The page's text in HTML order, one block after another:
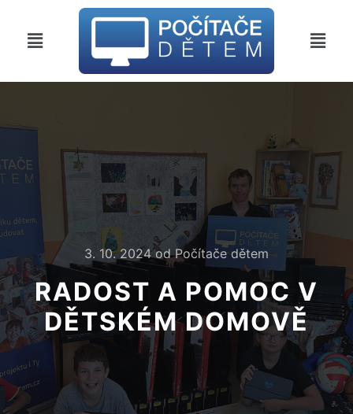
3. 10. 2024odPočítače dětem
RADOST A POMOC V
DĚTSKÉM DOMOVĚ